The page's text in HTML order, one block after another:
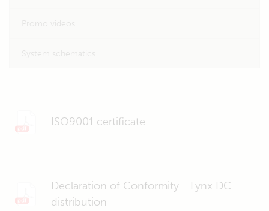
ISO9001 certificate
Declaration of Conformity - Lynx DC
distribution